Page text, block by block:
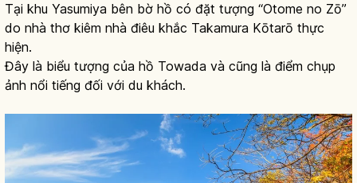
Tại khu Yasumiya bên bờ hồ có đặt tượng “Otome no Zō”
do nhà thơ kiêm nhà điêu khắc Takamura Kōtarō thực
hiện.
Đây là biểu tượng của hồ Towada và cũng là điểm chụp
ảnh nổi tiếng đối với du khách.